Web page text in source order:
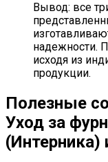
Вывод: все
надежности.
исходя из
продукции.
Полезные
Уход за